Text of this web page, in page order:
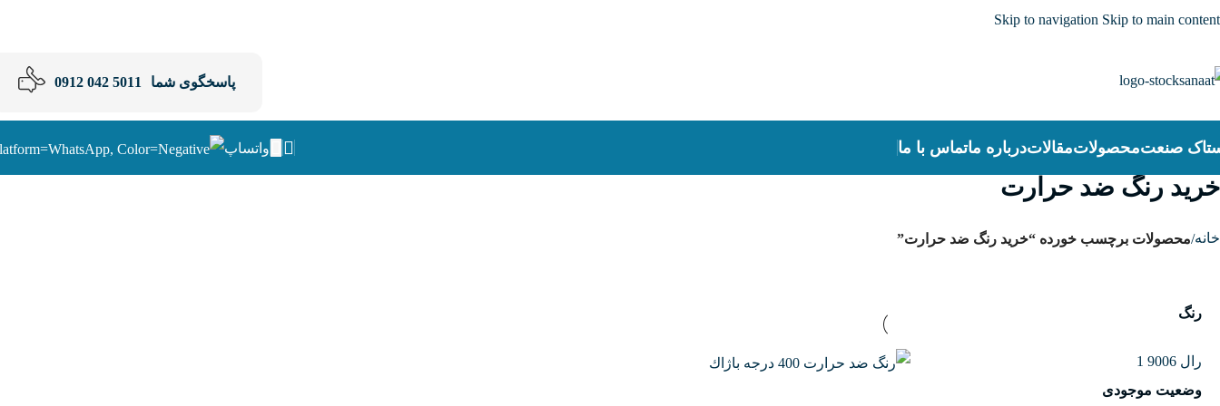
Skip to navigation Skip to main content
پاسخگوی شما 5011 042 0912
صنعتمحصولاتمقالاتدرباره ماتماس با ما واتساپ
خرید رنگ ضد حرارت
خانه/محصولات برچسب خورده “خرید رنگ ضد حرارت”
رنگ
رال 9006
1
وضعیت موجودی